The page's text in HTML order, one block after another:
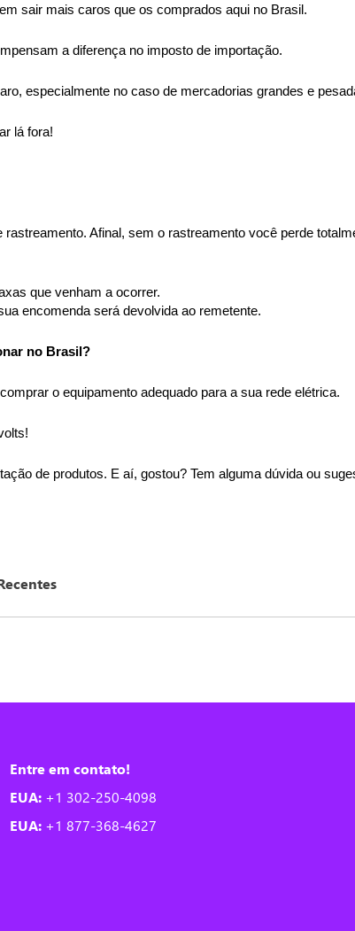
sair mais caros que os comprados aqui no Brasil.
a diferença no imposto de importação.
especialmente no caso de mercadorias grandes e
lá fora!
Afinal, sem o rastreamento você perde
que venham a ocorrer.
encomenda será devolvida ao remetente.
no Brasil?
o equipamento adequado para a sua rede elétrica.
de produtos. E aí, gostou? Tem alguma dúvida ou
Entre em contato!
EUA: +1 302-250-4098
EUA: +1 877-368-4627